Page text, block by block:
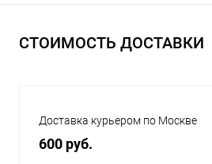
СТОИМОСТЬ ДОСТАВКИ
Доставка курьером по Москве
600 руб.